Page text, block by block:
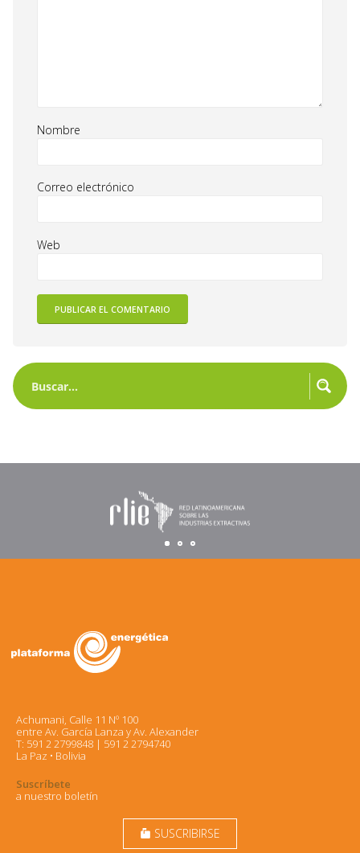
Nombre
Correo electrónico
Web
Achumani, Calle 11 Nº 100
entre Av. García Lanza y Av. Alexander
T: 591 2 2799848 | 591 2 2794740
La Paz • Bolivia
Suscríbete
a nuestro boletín
markunread_mailbox SUSCRIBIRSE